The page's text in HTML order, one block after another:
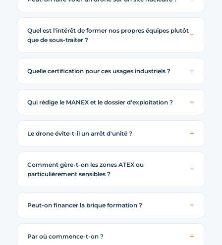
Quel est l'intérêt de former nos propres équipes plutôt
que de sous-traiter ?
Quelle certification pour ces usages industriels ?
Qui rédige le MANEX et le dossier d'exploitation ?
Le drone évite-t-il un arrêt d'unité ?
Comment gère-t-on les zones ATEX ou
particulièrement sensibles ?
Peut-on financer la brique formation ?
Par où commence-t-on ?